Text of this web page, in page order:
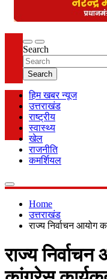
Search
Search
हिम खबर न्यूज
उत्तराखंड
राष्ट्रीय
स्वास्थ्य
खेल
राजनीति
कमर्शियल
Home
उत्तराखंड
राज्य निर्वाचन आयोग
राज्य